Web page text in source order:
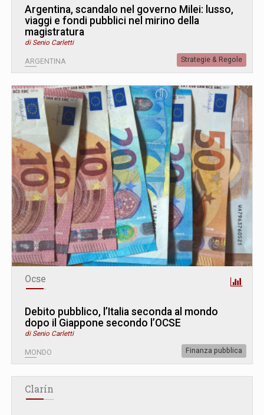
Argentina, scandalo nel governo Milei: lusso,
viaggi e fondi pubblici nel mirino della
magistratura
di Senio Carletti
ARGENTINA Strategie & Regole
Ocse
Debito pubblico, l’Italia seconda al mondo
dopo il Giappone secondo l’OCSE
di Senio Carletti
MONDO Finanza pubblica
Clarín